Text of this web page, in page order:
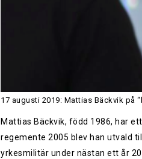
17 augusti 2019: Mattias Bäckvik på
Mattias Bäckvik, född 1986, har
regemente 2005 blev han utvald
yrkesmilitär under nästan ett år